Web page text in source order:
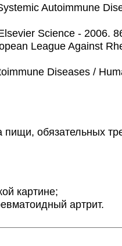
Autoimmune
Science - 2006.
League Against
Diseases /
обязательных
картине;
артрит.